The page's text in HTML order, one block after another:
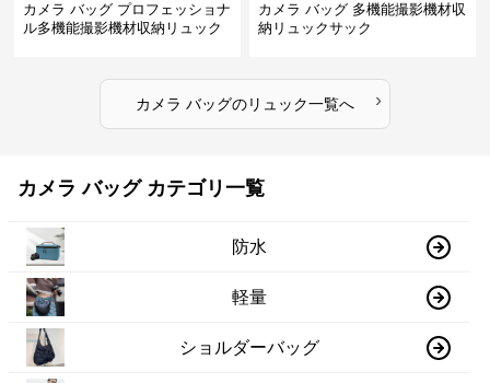
カメラ バッグ プロフェッショナ
ル多機能撮影機材収納リュック
カメラ バッグ 多機能撮影機材収
納リュックサック
カメラ バッグのリュック一覧へ ›
カメラ バッグ カテゴリ一覧
防水
軽量
ショルダーバッグ